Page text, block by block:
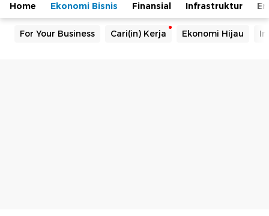
Home Ekonomi Bisnis Finansial Infrastruktur
For Your Business Cari(in) Kerja Ekonomi Hijau